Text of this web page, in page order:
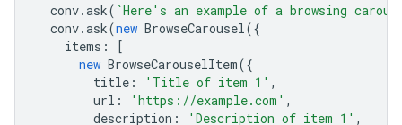
conv.ask( `Here's an example of a browsing
conv.ask(new BrowseCarousel({
items :
[
new BrowseCarouselItem({
title : 'Title of item 1' ,
url : 'https://example.com' ,
description : 'Description of item 1' ,